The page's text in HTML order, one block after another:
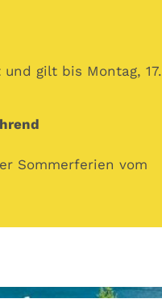
gilt bis Montag, 17.
Sommerferien vom